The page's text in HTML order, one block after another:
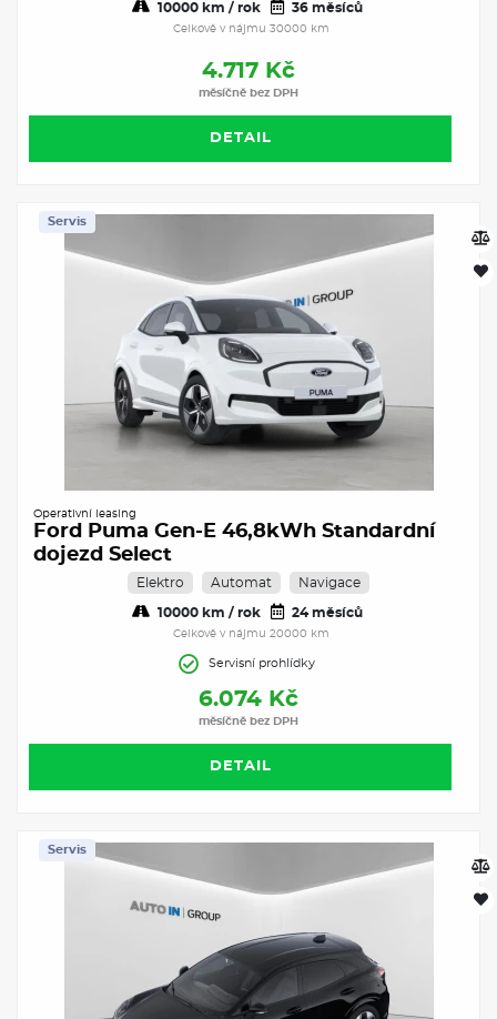
10000 km / rok 36 měsíců
Celkově v nájmu 30000 km
4.717 Kč
měsíčně bez DPH
DETAIL
Servis
Operativní leasing
Ford Puma Gen-E 46,8kWh Standardní
dojezd Select
Elektro Automat Navigace
10000 km / rok 24 měsíců
Celkově v nájmu 20000 km
Servisní prohlídky
6.074 Kč
měsíčně bez DPH
DETAIL
Servis